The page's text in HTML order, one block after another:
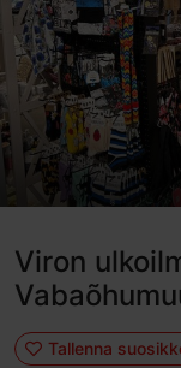
Viron
Tallenna